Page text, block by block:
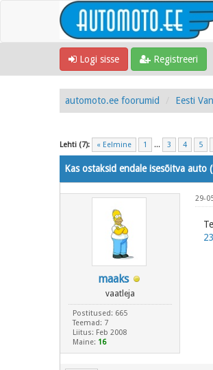
Logi sisse Registreeri
automoto.ee foorumid Eesti
Lehti (7): « Eelmine 1 ... 3 4 5
Kas ostaksid endale isesõitva auto
maaks
vaatleja
Postitused: 665
Teemad: 7
Liitus: Feb 2008
Maine: 16
29-